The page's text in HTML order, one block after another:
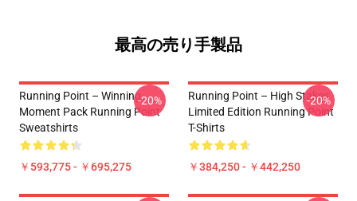
最高の売り手製品
Running Point – Winning
Moment Pack Running Point
Sweatshirts
￥593,775 - ￥695,275
-20%
Running Point – High Stakes
Limited Edition Running Point
T-Shirts
￥384,250 - ￥442,250
-20%